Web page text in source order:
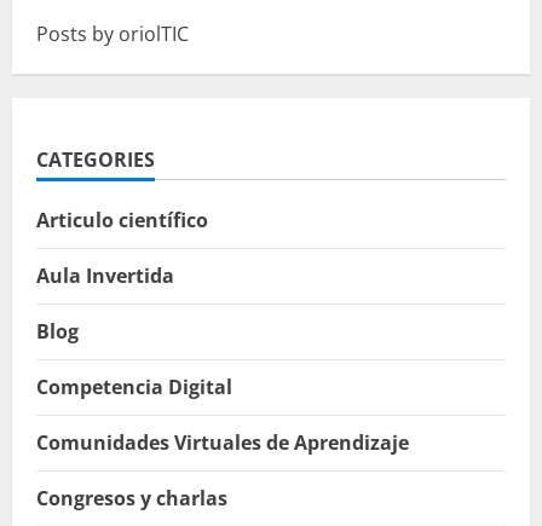
Posts by oriolTIC
CATEGORIES
Articulo científico
Aula Invertida
Blog
Competencia Digital
Comunidades Virtuales de Aprendizaje
Congresos y charlas